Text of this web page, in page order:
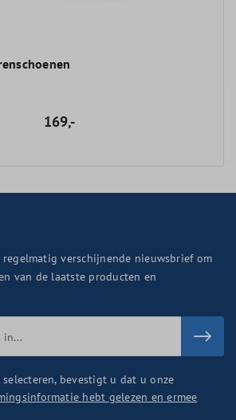
169,-
verschijnende nieuwsbrief om
van de laatste producten en
bevestigt u dat u onze
hebt gelezen en ermee